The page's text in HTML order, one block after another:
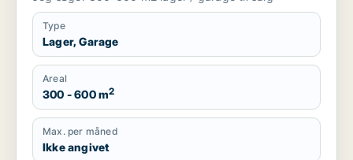
Type
Lager, Garage
Areal
300 - 600 m2
Max. per måned
Ikke angivet